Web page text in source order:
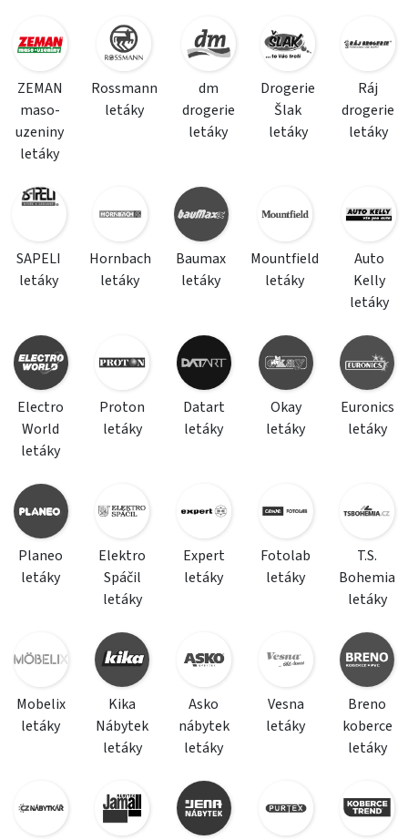
ZEMAN
maso-
uzeniny
letáky
Rossmann
letáky
dm
drogerie
letáky
Drogerie
Šlak
letáky
Ráj
drogerie
letáky
SAPELI
letáky
Hornbach
letáky
Baumax
letáky
Mountfield
letáky
Auto
Kelly
letáky
Electro
World
letáky
Proton
letáky
Datart
letáky
Okay
letáky
Euronics
letáky
Planeo
letáky
Elektro
Spáčil
letáky
Expert
letáky
Fotolab
letáky
T.S.
Bohemia
letáky
Mobelix
letáky
Kika
Nábytek
letáky
Asko
nábytek
letáky
Vesna
letáky
Breno
koberce
letáky